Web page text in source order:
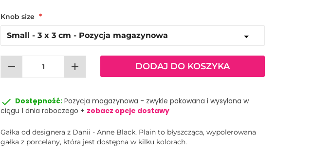
Knob size
remove add DODAJ DO KOSZYKA
done Dostępność: Pozycja magazynowa - zwykle pakowana i wysyłana w
ciągu 1 dnia roboczego + zobacz opcje dostawy
Gałka od designera z Danii - Anne Black. Plain to błyszcząca, wypolerowana
gałka z porcelany, która jest dostępna w kilku kolorach.